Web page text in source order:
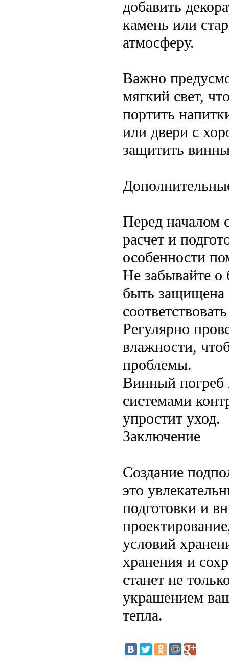
добавить
камень или
атмосферу.
Важно
мягкий свет,
портить
или двери с
защитить
Перед началом
расчет и
особенности
Не забывайте о
быть защищена
Регулярно
влажности,
проблемы.
Винный погреб
системами
упростит уход.
Заключение
Создание
это
подготовки и
условий
хранения и
станет не
украшением
тепла.